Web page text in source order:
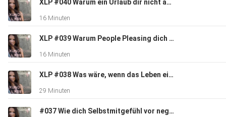
- Welche Übungen auch dich unterstützen können
ist
XLP #040 Warum ein Urlaub dir nicht automatisch Entspannung bringt
16 Minuten
XLP #039 Warum People Pleasing dich nicht zum Lebensglück führt
16 Minuten
XLP #038 Was wäre, wenn das Leben ein Spiel ist
29 Minuten
#037 Wie dich Selbstmitgefühl vor negativen Stress schützt